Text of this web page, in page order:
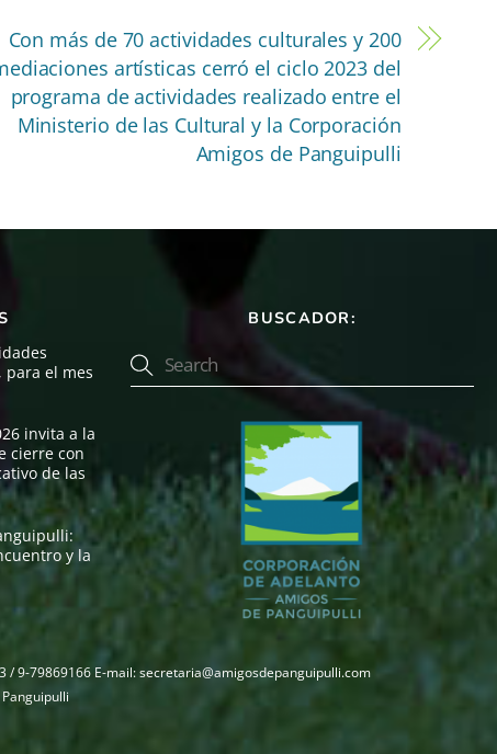
Con más de 70 actividades culturales y 200
artísticas cerró el ciclo 2023 del
programa de actividades realizado entre el
Ministerio de las Cultural y la Corporación
Amigos de Panguipulli
para el mes
invita a la
cierre con
de las
y la
BUSCADOR:
/ 9-79869166 E-mail: secretaria@amigosdepanguipulli.com